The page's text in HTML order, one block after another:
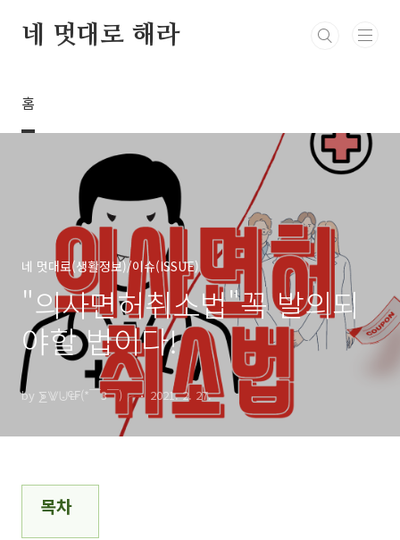
네 멋대로 해라
홈
네 멋대로(생활정보)/이슈(ISSUE)
"의사면허취소법"꼭 발의되
야할 법이다!
by ⨊⨈⨄₠₣(*￣3￣)╭ 2021. 2. 27.
목차